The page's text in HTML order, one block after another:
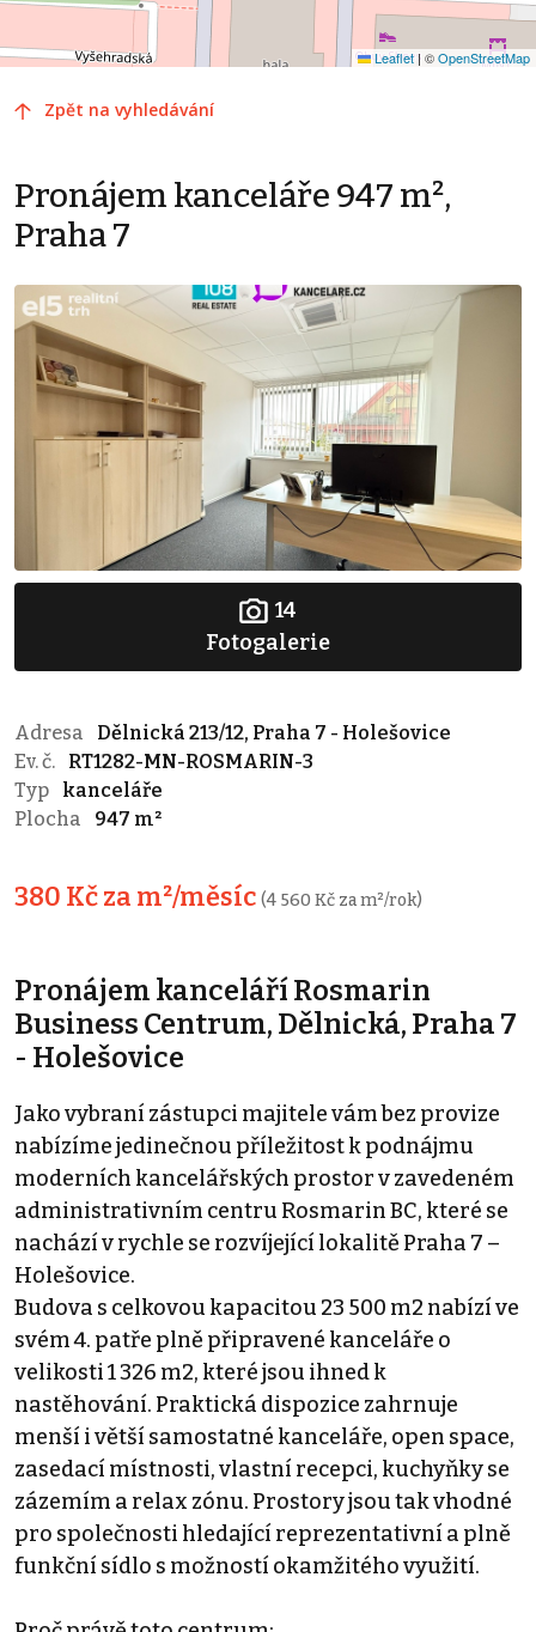
Leaflet|©OpenStreetMap
Zpět na vyhledávání
Pronájem kanceláře 947 m²,
Praha 7
14
Fotogalerie
Adresa
Dělnická 213/12, Praha 7 - Holešovice
Ev. č.
RT1282-MN-ROSMARIN-3
Typ
kanceláře
Plocha
947 m²
380 Kč za m²/měsíc (4 560 Kč za m²/rok)
Pronájem kanceláří Rosmarin
Business Centrum, Dělnická, Praha 7
- Holešovice
Jako vybraní zástupci majitele vám bez provize
nabízíme jedinečnou příležitost k podnájmu
moderních kancelářských prostor v zavedeném
administrativním centru Rosmarin BC, které se
nachází v rychle se rozvíjející lokalitě Praha 7 –
Holešovice.
Budova s celkovou kapacitou 23 500 m2 nabízí ve
svém 4. patře plně připravené kanceláře o
velikosti 1 326 m2, které jsou ihned k
nastěhování. Praktická dispozice zahrnuje
menší i větší samostatné kanceláře, open space,
zasedací místnosti, vlastní recepci, kuchyňky se
zázemím a relax zónu. Prostory jsou tak vhodné
pro společnosti hledající reprezentativní a plně
funkční sídlo s možností okamžitého využití.